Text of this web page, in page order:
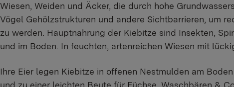
Wiesen, Weiden und Äcker, die durch hohe
Vögel Gehölzstrukturen und andere Sichtbarrieren, um
zu werden. Hauptnahrung der Kiebitze sind Insekten,
und im Boden. In feuchten, artenreichen Wiesen mit
Ihre Eier legen Kiebitze in offenen Nestmulden am
und zu einer leichten Beute für Füchse, Waschbären &